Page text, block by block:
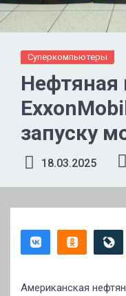
Суперкомпьютеры
Нефтяная
запуску
Discovery
GH200
18.03.2025
Американская